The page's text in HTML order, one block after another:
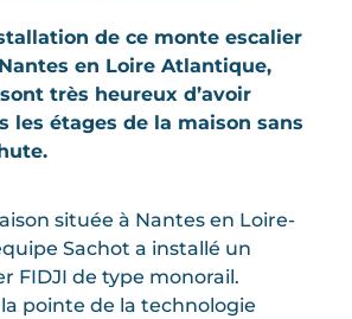
de ce monte escalier
en Loire Atlantique,
très heureux d’avoir
les étages de la maison sans
située à Nantes en Loire-
Sachot a installé un
FIDJI de type monorail.
pointe de la technologie